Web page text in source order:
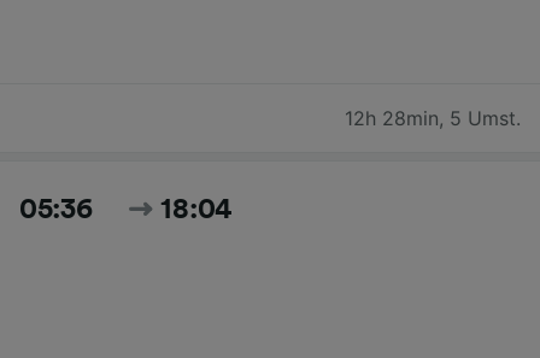
12h 28min, 5 Umst.
05:36 18:04